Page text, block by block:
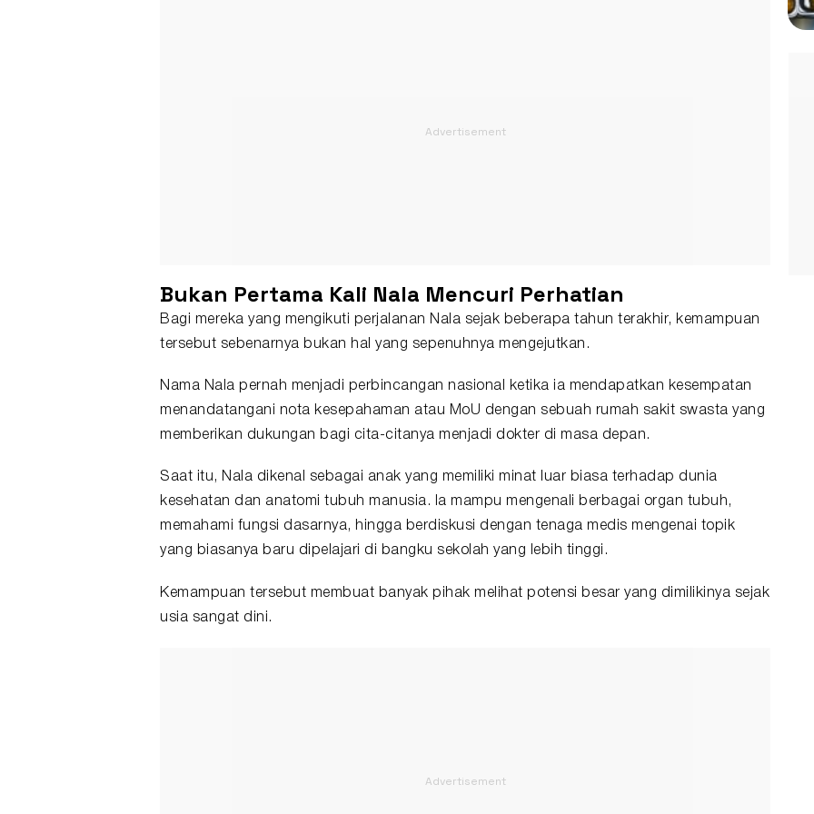
Bukan Pertama Kali Nala Mencuri Perhatian
Bagi mereka yang mengikuti perjalanan Nala sejak beberapa tahun terakhir, kemampuan
tersebut sebenarnya bukan hal yang sepenuhnya mengejutkan.
Nama Nala pernah menjadi perbincangan nasional ketika ia mendapatkan kesempatan
menandatangani nota kesepahaman atau MoU dengan sebuah rumah sakit swasta yang
memberikan dukungan bagi cita-citanya menjadi dokter di masa depan.
Saat itu, Nala dikenal sebagai anak yang memiliki minat luar biasa terhadap dunia
kesehatan dan anatomi tubuh manusia. Ia mampu mengenali berbagai organ tubuh,
memahami fungsi dasarnya, hingga berdiskusi dengan tenaga medis mengenai topik
yang biasanya baru dipelajari di bangku sekolah yang lebih tinggi.
Kemampuan tersebut membuat banyak pihak melihat potensi besar yang dimilikinya sejak
usia sangat dini.